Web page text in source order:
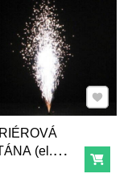
(el.
stříbrná) -
DPH Do
Přidat k